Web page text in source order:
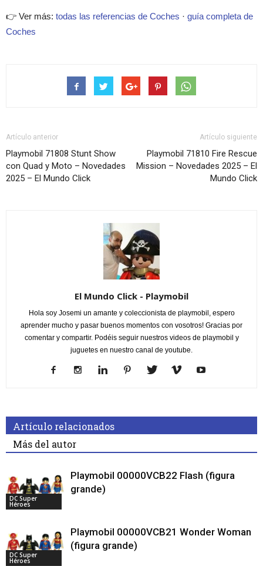
👉 Ver más: todas las referencias de Coches · guía completa de
Coches
Artículo anterior
Playmobil 71808 Stunt Show
con Quad y Moto – Novedades
2025 – El Mundo Click
Artículo siguiente
Playmobil 71810 Fire Rescue
Mission – Novedades 2025 – El
Mundo Click
El Mundo Click - Playmobil
Hola soy Josemi un amante y coleccionista de playmobil, espero
aprender mucho y pasar buenos momentos con vosotros! Gracias por
comentar y compartir. Podéis seguir nuestros videos de playmobil y
juguetes en nuestro canal de youtube.
Artículo relacionados
Más del autor
DC Super
Héroes
Playmobil 00000VCB22 Flash (figura
grande)
DC Super
Héroes
Playmobil 00000VCB21 Wonder Woman
(figura grande)